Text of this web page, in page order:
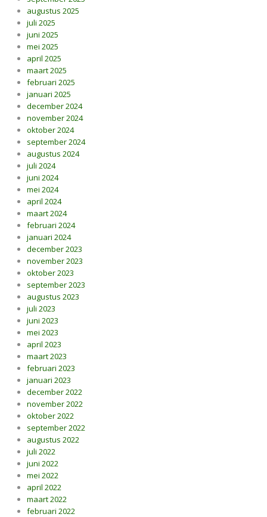
augustus 2025
juli 2025
juni 2025
mei 2025
april 2025
maart 2025
februari 2025
januari 2025
december 2024
november 2024
oktober 2024
september 2024
augustus 2024
juli 2024
juni 2024
mei 2024
april 2024
maart 2024
februari 2024
januari 2024
december 2023
november 2023
oktober 2023
september 2023
augustus 2023
juli 2023
juni 2023
mei 2023
april 2023
maart 2023
februari 2023
januari 2023
december 2022
november 2022
oktober 2022
september 2022
augustus 2022
juli 2022
juni 2022
mei 2022
april 2022
maart 2022
februari 2022